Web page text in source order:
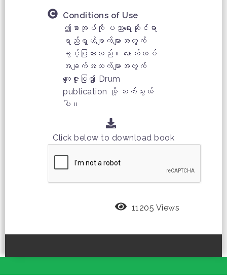
Conditions of Use
ဤစာအုပ်ကို ပညာရေးဆိုင်ရာ
ရည်ရွယ်ချက်များအတွက်
ခွင့်ပြုထားသည်။ နောက်ထပ်
အချက်အလက်များအတွက်
ကျေးဇူးပြု၍ Drum
publication သို့ ဆက်သွယ်
ပါ။
Click below to download book
11205 Views